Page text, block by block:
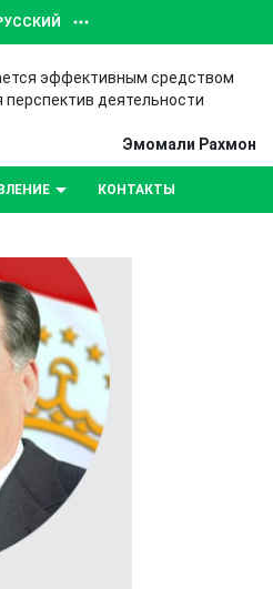
эффективным средством
деятельности
Эмомали Рахмон
КОНТАКТЫ